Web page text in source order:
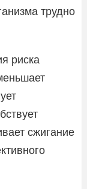
трудно
риска
сжигание